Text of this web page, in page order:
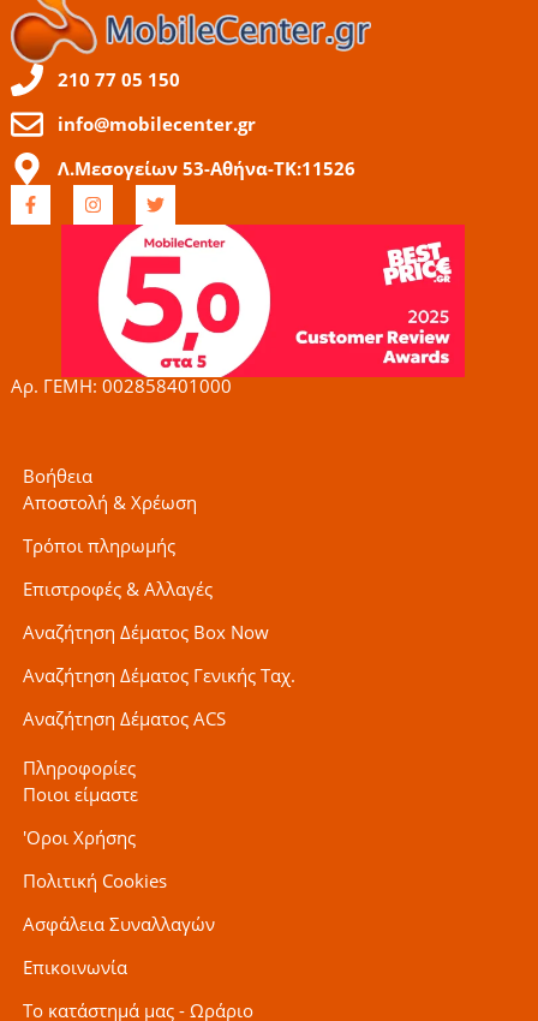
210 77 05 150
info@mobilecenter.gr
Λ.Μεσογείων 53-Αθήνα-ΤΚ:11526
F
a
c
I
n
s
g
r
a
m
T
w
t
t
e
r
Αρ. ΓΕΜΗ: 002858401000
Βοήθεια
Αποστολή & Χρέωση
Τρόποι πληρωμής
Επιστροφές & Αλλαγές
Αναζήτηση Δέματος Box Now
Αναζήτηση Δέματος Γενικής Ταχ.
Αναζήτηση Δέματος ACS
Πληροφορίες
Ποιοι είμαστε
'Οροι Χρήσης
Πολιτική Cookies
Ασφάλεια Συναλλαγών
Επικοινωνία
Το κατάστημά μας - Ωράριο